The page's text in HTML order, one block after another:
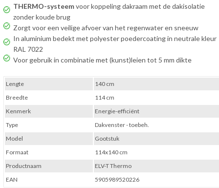
THERMO-systeemvoor koppeling dakraam met de dakisolatie
zonder koude brug
Zorgt voor een veilige afvoer van het regenwater en sneeuw
In aluminium bedekt met polyester poedercoating in neutrale kleur
RAL 7022
Voor gebruik in combinatie met (kunst)leien tot 5 mm dikte
Lengte
140 cm
Breedte
114 cm
Kenmerk
Energie-efficiënt
Type
Dakvenster - toebeh.
Model
Gootstuk
Formaat
114x140 cm
Productnaam
ELV-T Thermo
EAN
5905989520226